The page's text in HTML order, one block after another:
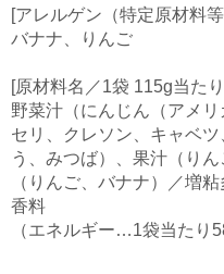
[アレルゲン（特定原材料
バナナ、りんご
[原材料名／1袋 115g当た
野菜汁（にんじん（アメ
セリ、クレソン、キャベ
う、みつば）、果汁（り
（りんご、バナナ）／増
香料
（エネルギー…1袋当たり